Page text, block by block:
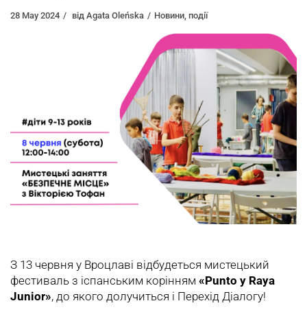
28 May 2024 від Agata Oleńska Новини події
З 13 червня у Вроцлаві відбудеться мистецький
фестиваль з іспанським корінням «Punto y Raya
Junior», до якого долучиться і Перехiд Дiалогу!